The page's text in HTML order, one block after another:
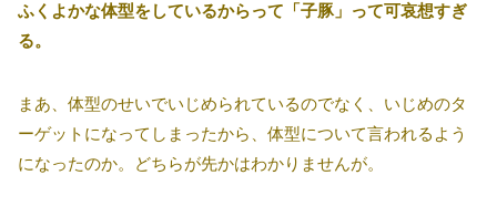
ふくよかな体型をしているからって「子豚」って可哀想すぎ
る。
まあ、体型のせいでいじめられているのでなく、いじめのタ
ーゲットになってしまったから、体型について言われるよう
になったのか。どちらが先かはわかりませんが。